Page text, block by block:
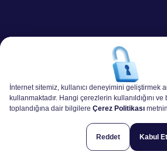
İnternet sitemiz, kullanıcı deneyimini geliştirmek
kullanmaktadır. Hangi çerezlerin kullanıldığını
toplandığına dair bilgilere Çerez Politikası
Reddet Kabul Et